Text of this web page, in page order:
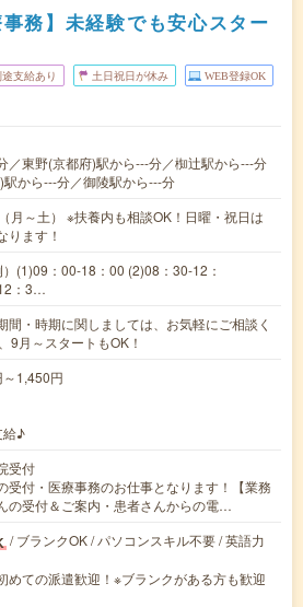
事務】未経験でも安心スター
支給あり 土日祝日が休み WEB登録OK
／東野(京都府)駅から---分／椥辻駅から---分
駅から---分／御陵駅から---分
月～土） ※扶養内も相談OK！日曜・祝日は
ります！
(1)09：00-18：00 (2)08：30-12：
：3…
間・時期に関しましては、お気軽にご相談く
9月～スタートもOK！
1,450円
給♪
受付
受付・医療事務のお仕事となります！【業務
の受付＆ご案内・患者さんからの電…
/ ブランクOK / パソコンスキル不要 / 英語力
めての派遣歓迎！※ブランクがある方も歓迎